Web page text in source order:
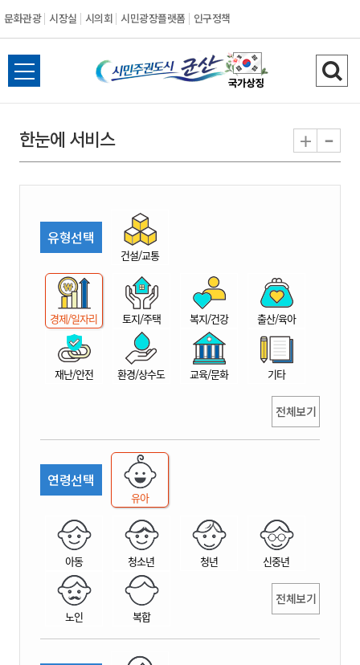
문화관광 시장실 시의회 시민광장플랫폼 인구정책
시
민
권
시
산
전
체
뉴
열
검
색
기
한눈에 서비스 + -
유형선택
건설/교통
경제/일자리 토지/주택 복지/건강 출산/육아
재난/안전 환경/상수도 교육/문화 기타
전체보기
연령선택
유아
아동 청소년 청년 신중년
노인 복합
전체보기